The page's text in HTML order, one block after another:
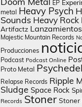
EP
metal Heavy Psych
Sounds Heavy Rock
Artifactz Lanzamientos
Majestic Mountain Records
Producciones
Podcast Podcast Online
Proto Metal
Relapse Records Ripple
Sludge Space Rock
Records Stoner Stoner